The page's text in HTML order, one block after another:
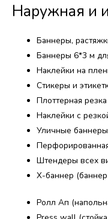
Наружная и
Баннеры,
Баннеры 6*3 м
Наклейки на
Стикеры и
Плоттерная резка
Наклейки с
Уличные баннеры
Штендеры всех
Х-баннер
Ролл Ап